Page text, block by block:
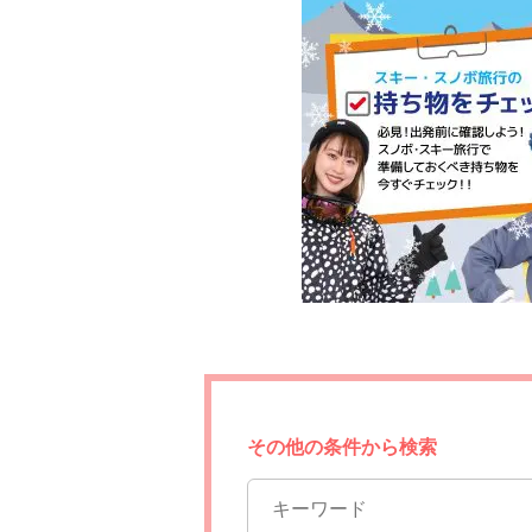
その他の条件から検索